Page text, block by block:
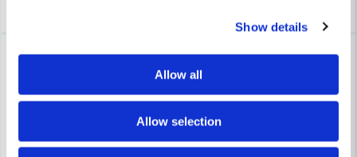
Show details
Allow all
Allow selection
-12% -10%